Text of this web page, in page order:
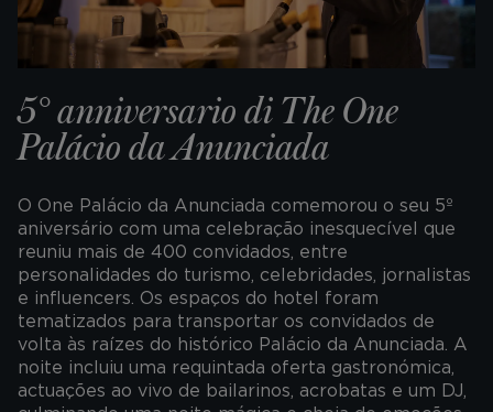
5° anniversario di The One
Palácio da Anunciada
O One Palácio da Anunciada comemorou o seu 5º
aniversário com uma celebração inesquecível que
reuniu mais de 400 convidados, entre
personalidades do turismo, celebridades, jornalistas
e influencers. Os espaços do hotel foram
tematizados para transportar os convidados de
volta às raízes do histórico Palácio da Anunciada. A
noite incluiu uma requintada oferta gastronómica,
actuações ao vivo de bailarinos, acrobatas e um DJ,